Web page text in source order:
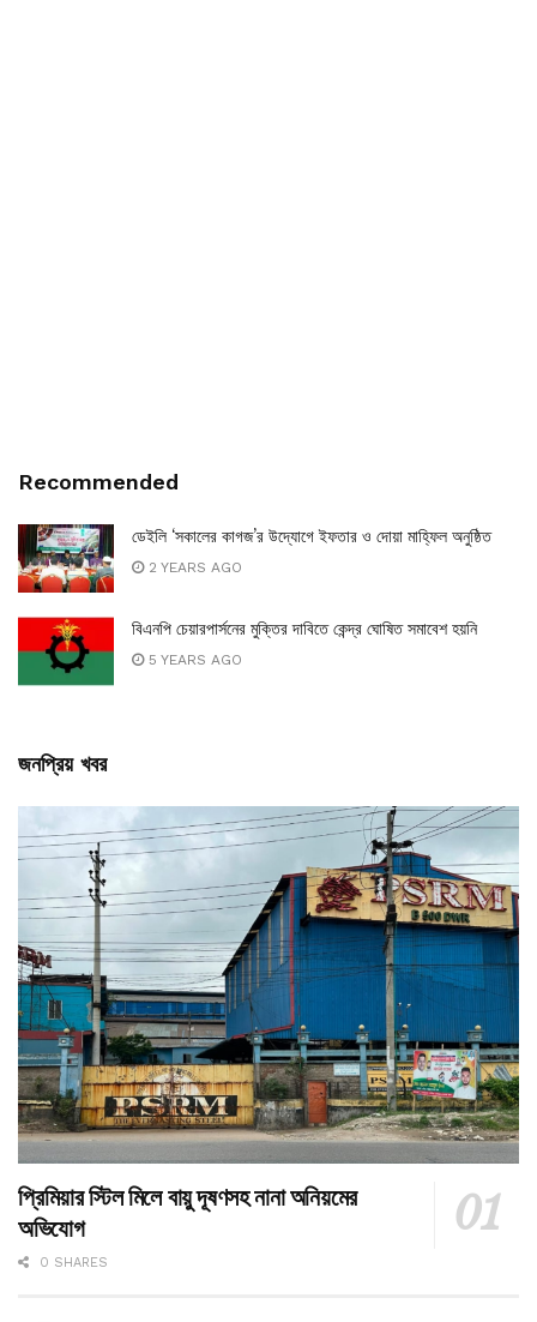
Recommended
ডেইলি ‘সকালের কাগজ’র উদ্যোগে ইফতার ও দোয়া মাহ্ফিল অনুষ্ঠিত
2 YEARS AGO
বিএনপি চেয়ারপার্সনের মুক্তির দাবিতে কেন্দ্র ঘোষিত সমাবেশ হয়নি
5 YEARS AGO
জনপ্রিয় খবর
প্রিমিয়ার স্টিল মিলে বায়ু দূষণসহ নানা অনিয়মের
অভিযোগ
0 SHARES